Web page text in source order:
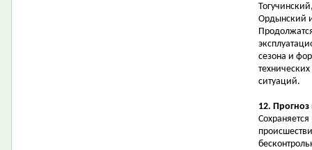
Ордынский
сезона и
ситуаций.
12.